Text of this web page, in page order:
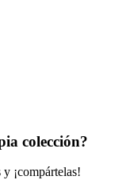
colección?
¡compártelas!